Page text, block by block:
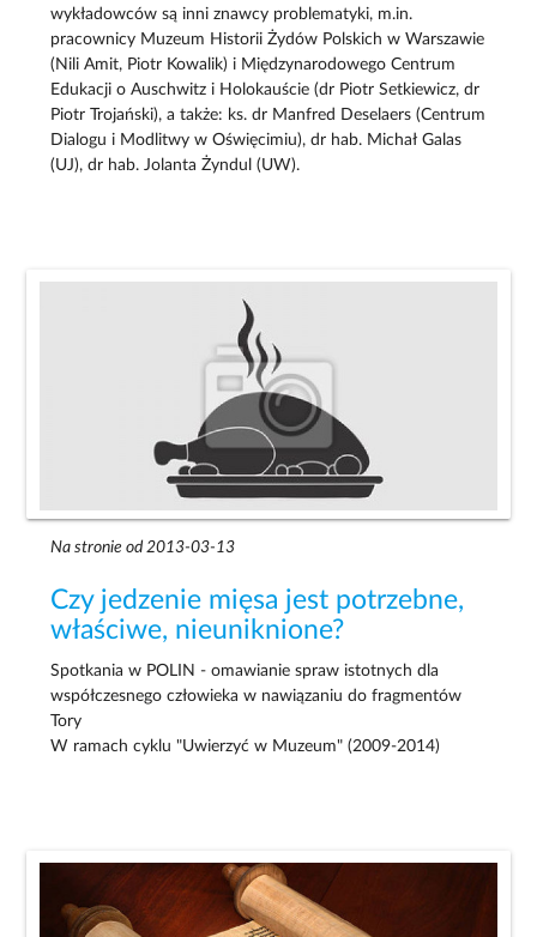
wykładowców są inni znawcy problematyki, m.in.
pracownicy Muzeum Historii Żydów Polskich w Warszawie
(Nili Amit, Piotr Kowalik) i Międzynarodowego Centrum
Edukacji o Auschwitz i Holokauście (dr Piotr Setkiewicz, dr
Piotr Trojański), a także: ks. dr Manfred Deselaers (Centrum
Dialogu i Modlitwy w Oświęcimiu), dr hab. Michał Galas
(UJ), dr hab. Jolanta Żyndul (UW).
Na stronie od 2013-03-13
Czy jedzenie mięsa jest potrzebne,
właściwe, nieuniknione?
Spotkania w POLIN - omawianie spraw istotnych dla
współczesnego człowieka w nawiązaniu do fragmentów
Tory
W ramach cyklu "Uwierzyć w Muzeum" (2009-2014)